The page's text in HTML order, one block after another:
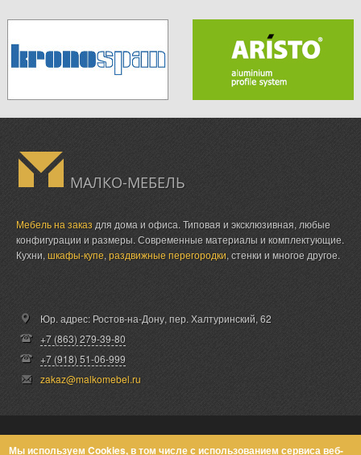
МАЛКО-МЕБЕЛЬ
Мебель на заказ для дома и офиса. Типовая и эксклюзивная, любые
конфигурации и размеры. Современные материалы и комплектующие.
Кухни, шкафы-купе, раздвижные перегородки, стенки и многое другое.
Юр. адрес: Ростов-на-Дону, пер. Халтуринский, 62
+7 (863) 279-39-80
+7 (918) 51-06-999
zakaz@malkomebel.ru
© Малко-Мебель 2013-2026
Мы используем Cookies, в том числе с использованием сервиса веб-